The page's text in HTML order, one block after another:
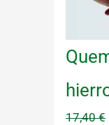
17,40€